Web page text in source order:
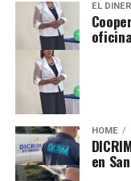
EL
HOME
en